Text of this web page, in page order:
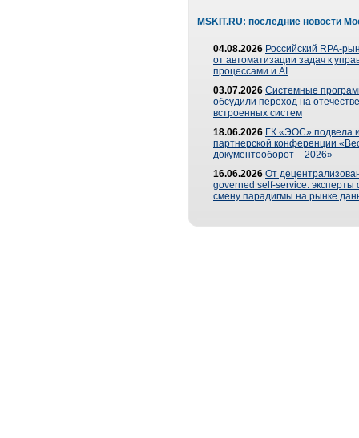
MSKIT.RU: последние новости
04.08.2026 Российский RPA-
от автоматизации задач к
процессами и AI
03.07.2026 Системные
обсудили переход на
встроенных систем
18.06.2026 ГК «ЭОС» подвела
партнерской конференции
документооборот – 2026»
16.06.2026 От
governed self-service: эксперты
смену парадигмы на рынке